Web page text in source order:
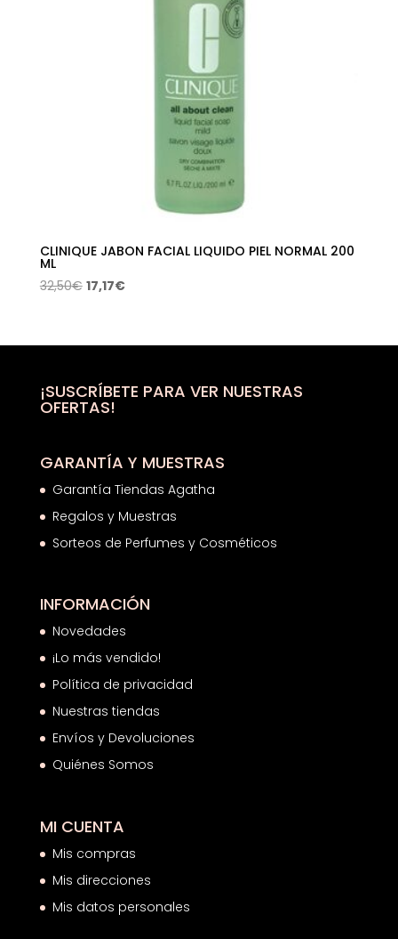
CLINIQUE JABON FACIAL LIQUIDO PIEL NORMAL 200
ML
32,50€ El
era:
17,17€El
es:
¡SUSCRÍBETE PARA VER NUESTRAS
OFERTAS!
GARANTÍA Y MUESTRAS
Garantía Tiendas Agatha
Regalos y Muestras
Sorteos de Perfumes y Cosméticos
INFORMACIÓN
Novedades
¡Lo más vendido!
Política de privacidad
Nuestras tiendas
Envíos y Devoluciones
Quiénes Somos
MI CUENTA
Mis compras
Mis direcciones
Mis datos personales